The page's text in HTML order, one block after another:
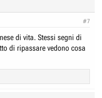
#7
di vita. Stessi segni di
di ripassare vedono cosa